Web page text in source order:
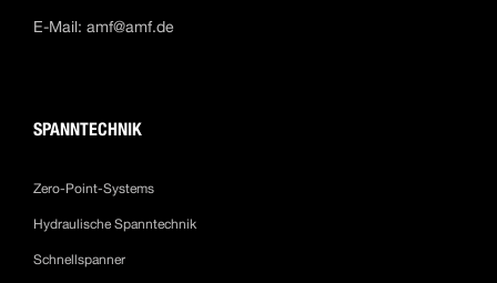
E-Mail: amf@amf.de
SPANNTECHNIK
Zero-Point-Systems
Hydraulische Spanntechnik
Schnellspanner